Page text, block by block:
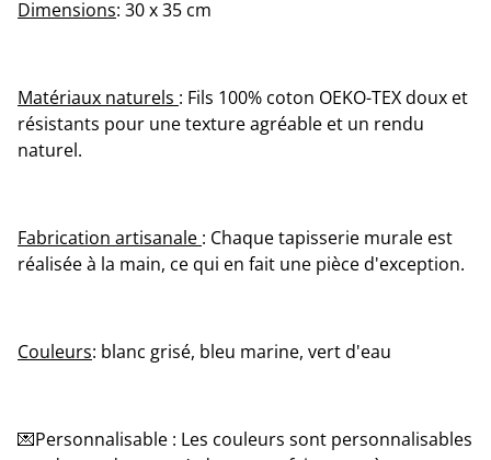
Dimensions: 30 x 35 cm
Matériaux naturels : Fils 100% coton OEKO-TEX doux et
résistants pour une texture agréable et un rendu
naturel.
Fabrication artisanale : Chaque tapisserie murale est
réalisée à la main, ce qui en fait une pièce d'exception.
Couleurs: blanc grisé, bleu marine, vert d'eau
💌Personnalisable : Les couleurs sont personnalisables